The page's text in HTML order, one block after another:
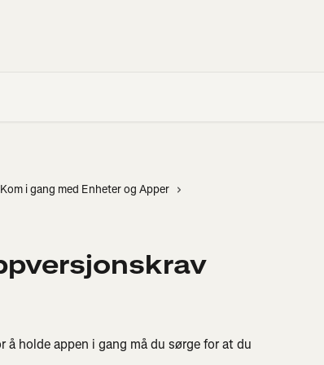
Kom i gang med Enheter og Apper
holde appen i gang må du sørge for at du